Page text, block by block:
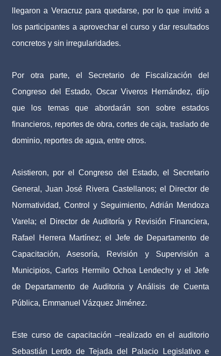
llegaron a Veracruz para quedarse, por lo que invitó a
los participantes a aprovechar el curso y dar resultados
concretos y sin irregularidades.
Por otra parte, el Secretario de Fiscalización del
Congreso del Estado, Oscar Viveros Hernández, dijo
que los temas que abordarán son sobre estados
financieros, reportes de obra, cortes de caja, traslado de
dominio, reportes de agua, entre otros.
Asistieron, por el Congreso del Estado, el Secretario
General, Juan José Rivera Castellanos; el Director de
Normatividad, Control y Seguimiento, Adrián Mendoza
Varela; el Director de Auditoría y Revisión Financiera,
Rafael Herrera Martínez; el Jefe de Departamento de
Capacitación, Asesoría, Revisión y Supervisión a
Municipios, Carlos Hermilo Ochoa Lendechy y el Jefe
de Departamento de Auditoria y Análisis de Cuenta
Pública, Emmanuel Vázquez Jiménez.
Este curso de capacitación –realizado en el auditorio
Sebastián Lerdo de Tejada del Palacio Legislativo e